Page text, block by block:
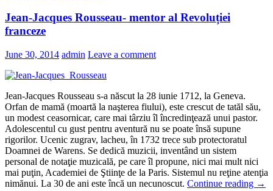
Jean-Jacques Rousseau- mentor al Revoluției
franceze
June 30, 2014 admin Leave a comment
Jean-Jacques Rousseau s-a născut la 28 iunie 1712, la Geneva.
Orfan de mamă (moartă la naşterea fiului), este crescut de tatăl său,
un modest ceasornicar, care mai târziu îl încredinţează unui pastor.
Adolescentul cu gust pentru aventură nu se poate însă supune
rigorilor. Ucenic zugrav, lacheu, în 1732 trece sub protectoratul
Doamnei de Warens. Se dedică muzicii, inventând un sistem
personal de notaţie muzicală, pe care îl propune, nici mai mult nici
mai puţin, Academiei de Ştiinţe de la Paris. Sistemul nu reţine atenţia
nimănui. La 30 de ani este încă un necunoscut. Continue reading →